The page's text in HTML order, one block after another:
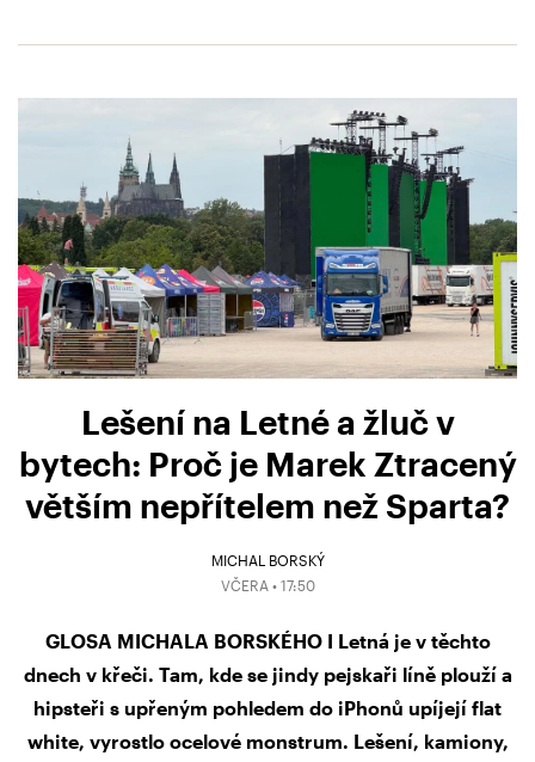
Lešení na Letné a žluč v
bytech: Proč je Marek Ztracený
větším nepřítelem než Sparta?
MICHAL BORSKÝ
VČERA • 17:50
GLOSA MICHALA BORSKÉHO I Letná je v těchto
dnech v křeči. Tam, kde se jindy pejskaři líně plouží a
hipsteři s upřeným pohledem do iPhonů upíjejí flat
white, vyrostlo ocelové monstrum. Lešení, kamiony,